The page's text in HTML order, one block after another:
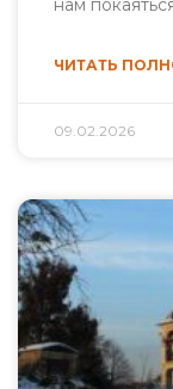
нам
ЧИТАТЬ
09.02.2026